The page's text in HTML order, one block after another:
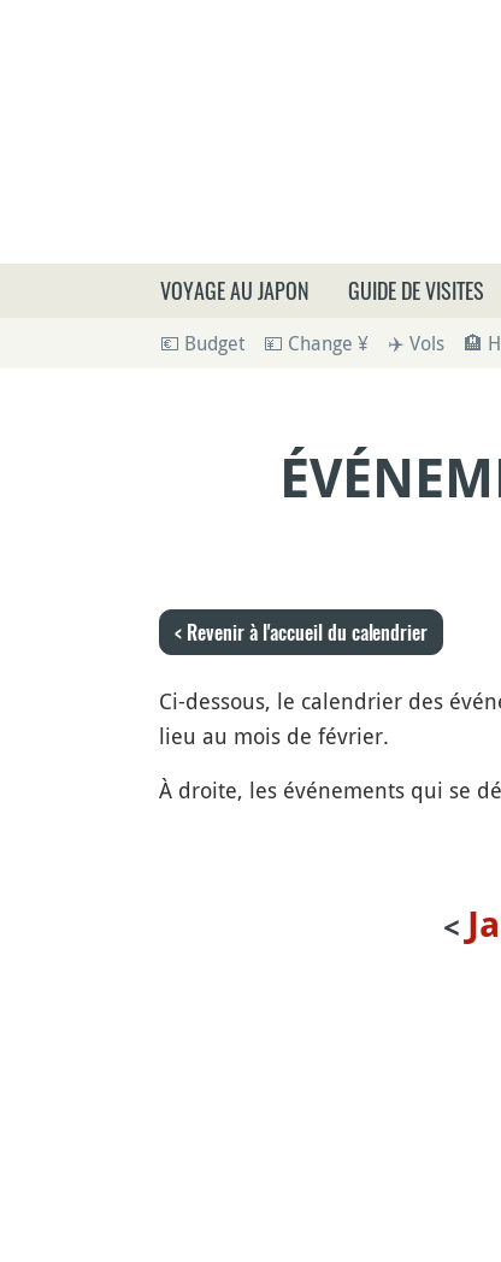
VOYAGE AU JAPON GUIDE DE VISITES
💶 Budget 💴 Change ¥ ✈️ Vols 🏨
< Revenir à l'accueil du calendrier
Ci-dessous, le calendrier des
lieu au mois de février.
À droite, les événements qui se